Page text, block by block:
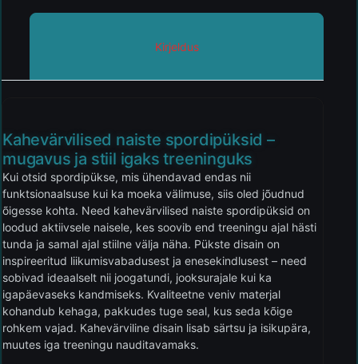
Kirjeldus
Kahevärvilised naiste spordipüksid –
mugavus ja stiil igaks treeninguks
Kui otsid spordipükse, mis ühendavad endas nii
funktsionaalsuse kui ka moeka välimuse, siis oled jõudnud
õigesse kohta. Need kahevärvilised naiste spordipüksid on
loodud aktiivsele naisele, kes soovib end treeningu ajal hästi
tunda ja samal ajal stiilne välja näha. Pükste disain on
inspireeritud liikumisvabadusest ja enesekindlusest – need
sobivad ideaalselt nii joogatundi, jooksurajale kui ka
igapäevaseks kandmiseks. Kvaliteetne veniv materjal
kohandub kehaga, pakkudes tuge seal, kus seda kõige
rohkem vajad. Kahevärviline disain lisab särtsu ja isikupära,
muutes iga treeningu nauditavamaks.